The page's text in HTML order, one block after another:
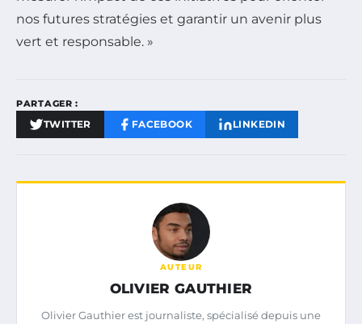
nos futures stratégies et garantir un avenir plus
vert et responsable. »
PARTAGER :
TWITTER FACEBOOK LINKEDIN
AUTEUR
OLIVIER GAUTHIER
Olivier Gauthier est journaliste, spécialisé depuis une